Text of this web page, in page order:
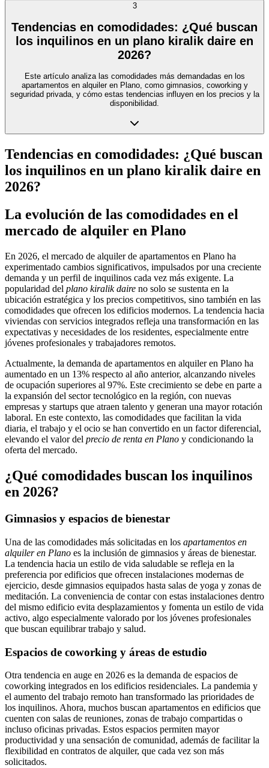
3
Tendencias en comodidades: ¿Qué buscan
los inquilinos en un plano kiralik daire en
2026?
Este artículo analiza las comodidades más demandadas en los
apartamentos en alquiler en Plano, como gimnasios, coworking y
seguridad privada, y cómo estas tendencias influyen en los precios y la
disponibilidad.
Tendencias en comodidades: ¿Qué buscan
los inquilinos en un plano kiralik daire en
2026?
La evolución de las comodidades en el
mercado de alquiler en Plano
En 2026, el mercado de alquiler de apartamentos en Plano ha
experimentado cambios significativos, impulsados por una creciente
demanda y un perfil de inquilinos cada vez más exigente. La
popularidad del plano kiralik daire no solo se sustenta en la
ubicación estratégica y los precios competitivos, sino también en las
comodidades que ofrecen los edificios modernos. La tendencia hacia
viviendas con servicios integrados refleja una transformación en las
expectativas y necesidades de los residentes, especialmente entre
jóvenes profesionales y trabajadores remotos.
Actualmente, la demanda de apartamentos en alquiler en Plano ha
aumentado en un 13% respecto al año anterior, alcanzando niveles
de ocupación superiores al 97%. Este crecimiento se debe en parte a
la expansión del sector tecnológico en la región, con nuevas
empresas y startups que atraen talento y generan una mayor rotación
laboral. En este contexto, las comodidades que facilitan la vida
diaria, el trabajo y el ocio se han convertido en un factor diferencial,
elevando el valor del precio de renta en Plano y condicionando la
oferta del mercado.
¿Qué comodidades buscan los inquilinos
en 2026?
Gimnasios y espacios de bienestar
Una de las comodidades más solicitadas en los apartamentos en
alquiler en Plano es la inclusión de gimnasios y áreas de bienestar.
La tendencia hacia un estilo de vida saludable se refleja en la
preferencia por edificios que ofrecen instalaciones modernas de
ejercicio, desde gimnasios equipados hasta salas de yoga y zonas de
meditación. La conveniencia de contar con estas instalaciones dentro
del mismo edificio evita desplazamientos y fomenta un estilo de vida
activo, algo especialmente valorado por los jóvenes profesionales
que buscan equilibrar trabajo y salud.
Espacios de coworking y áreas de estudio
Otra tendencia en auge en 2026 es la demanda de espacios de
coworking integrados en los edificios residenciales. La pandemia y
el aumento del trabajo remoto han transformado las prioridades de
los inquilinos. Ahora, muchos buscan apartamentos en edificios que
cuenten con salas de reuniones, zonas de trabajo compartidas o
incluso oficinas privadas. Estos espacios permiten mayor
productividad y una sensación de comunidad, además de facilitar la
flexibilidad en contratos de alquiler, que cada vez son más
solicitados.